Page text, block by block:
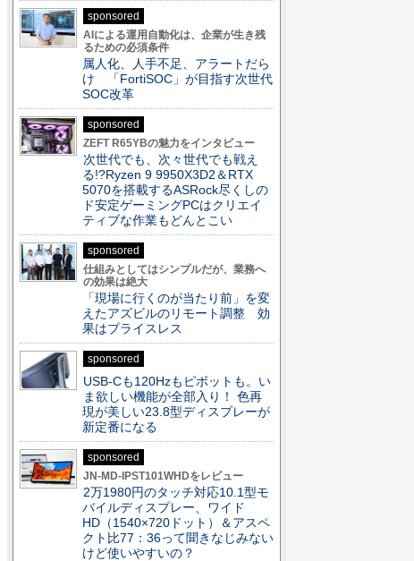
sponsored
AIによる運用自動化は、企業が生き残
るための必須条件
属人化、人手不足、アラートだら
け 「FortiSOC」が目指す次世代
SOC改革
sponsored
ZEFT R65YBの魅力をインタビュー
次世代でも、次々世代でも戦え
る!?Ryzen 9 9950X3D2＆RTX
5070を搭載するASRock尽くしの
ド安定ゲーミングPCはクリエイ
ティブな作業もどんとこい
sponsored
仕組みとしてはシンプルだが、業務へ
の効果は絶大
「現場に行くのが当たり前」を変
えたアズビルのリモート調整 効
果はプライスレス
sponsored
USB-Cも120Hzもピボットも。い
ま欲しい機能が全部入り！ 色再
現が美しい23.8型ディスプレーが
新定番になる
sponsored
JN-MD-IPST101WHDをレビュー
2万1980円のタッチ対応10.1型モ
バイルディスプレー、ワイド
HD（1540×720ドット）＆アスペ
クト比77：36って聞きなじみない
けど使いやすいの？